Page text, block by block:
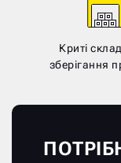
Криті
зберігання